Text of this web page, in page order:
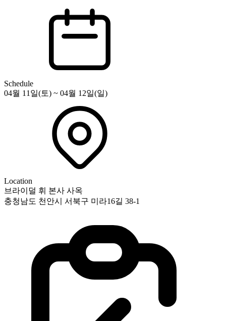
Schedule
04월 11일(토) ~ 04월 12일(일)
Location
브라이덜 휘 본사 사옥
충청남도 천안시 서북구 미라16길 38-1